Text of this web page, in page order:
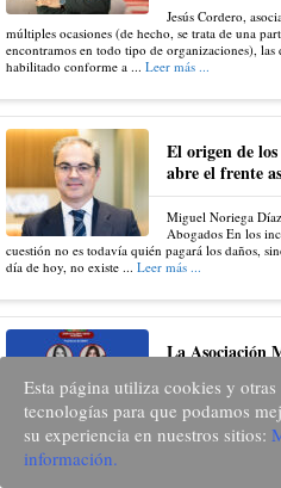
Jesús Cordero,
múltiples ocasiones (de hecho, se trata de una
encontramos en todo tipo de organizaciones), las
habilitado conforme a ... Leer más ...
El origen de
abre el frente
Miguel Noriega
Abogados En los
cuestión no es todavía quién pagará los daños,
día de hoy, no existe ... Leer más ...
La Asociación
desea unas
La Junta Directiva
Secciones queremos desear a todas las personas
FacebookTwitterLinkedInEmail
Esta página utiliza cookies y otras
tecnologías para que podamos
su experiencia en nuestros sitios:
información.